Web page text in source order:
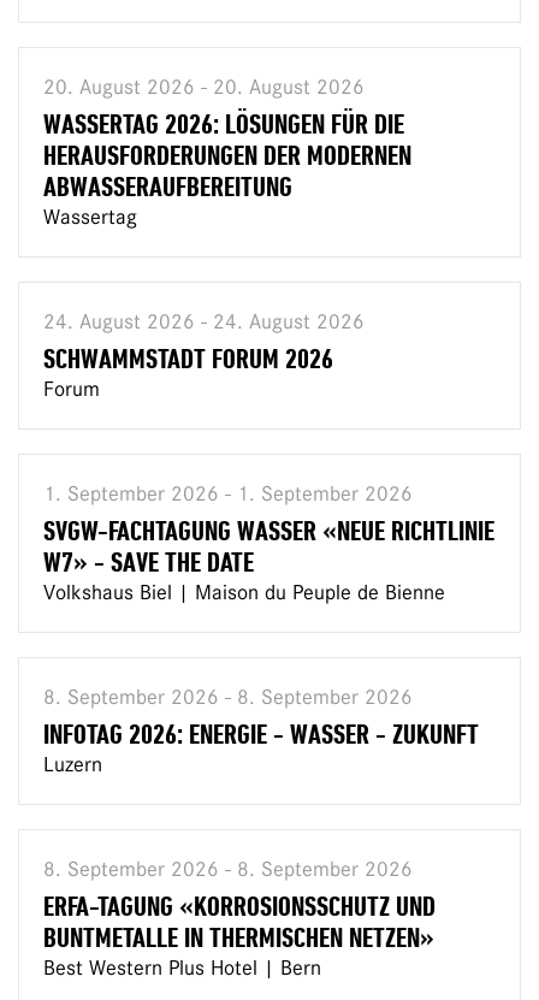
20. August 2026 - 20. August 2026
WASSERTAG 2026: LÖSUNGEN FÜR DIE
HERAUSFORDERUNGEN DER MODERNEN
ABWASSERAUFBEREITUNG
Wassertag
24. August 2026 - 24. August 2026
SCHWAMMSTADT FORUM 2026
Forum
1. September 2026 - 1. September 2026
SVGW-FACHTAGUNG WASSER «NEUE RICHTLINIE
W7» - SAVE THE DATE
Volkshaus Biel | Maison du Peuple de Bienne
8. September 2026 - 8. September 2026
INFOTAG 2026: ENERGIE - WASSER - ZUKUNFT
Luzern
8. September 2026 - 8. September 2026
ERFA-TAGUNG «KORROSIONSSCHUTZ UND
BUNTMETALLE IN THERMISCHEN NETZEN»
Best Western Plus Hotel | Bern